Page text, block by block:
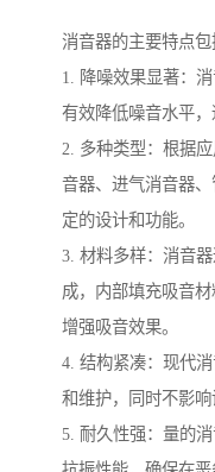
消音器的主要特点包
1. 降噪效果显著：
有效降低噪音水平，
2. 多种类型：根据
音器、进气消音器
定的设计和功能。
3. 材料多样：消音
成，内部填充吸音
增强吸音效果。
4. 结构紧凑：现代
和维护，同时不影响
5. 耐久性强：量的